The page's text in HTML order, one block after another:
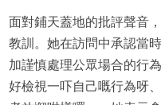
面對鋪天蓋地的批評聲音
教訓。她在訪問中承認當
加謹慎處理公眾場合的行
好檢視一吓自己嘅行為呀